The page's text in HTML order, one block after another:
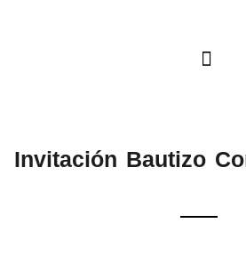
Invitación Bautizo